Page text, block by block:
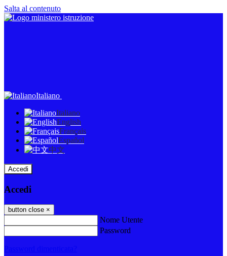
Salta al contenuto
Italiano
Italiano
English
Français
Español
中文
Accedi
Accedi
button close ×
Nome Utente
Password